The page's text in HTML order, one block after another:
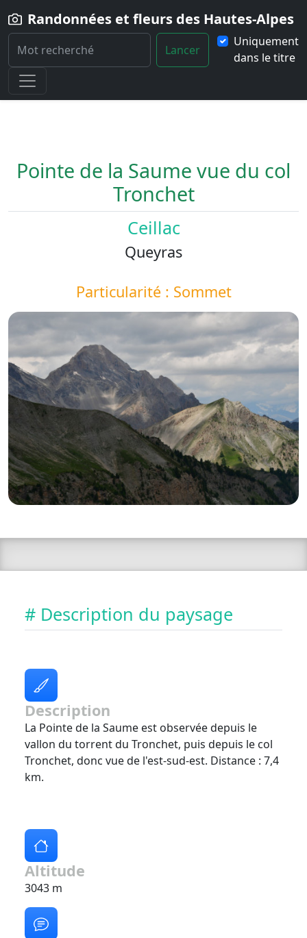
Randonnées et fleurs des Hautes-Alpes
Lancer
Uniquement
dans le titre
Home
Paysage
Pointe-de-la-Saume-vue-du-col-Tronchet
Pointe de la Saume vue du col
Tronchet
Ceillac
Queyras
Particularité : Sommet
# Description du paysage
Description
La Pointe de la Saume est observée depuis le
vallon du torrent du Tronchet, puis depuis le col
Tronchet, donc vue de l'est-sud-est. Distance : 7,4
km.
Altitude
3043 m